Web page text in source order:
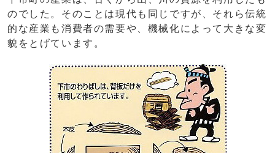
のでした。そのことは現代も同じですが、それら伝統
的な産業も消費者の需要や、機械化によって大きな変
貌をとげています。